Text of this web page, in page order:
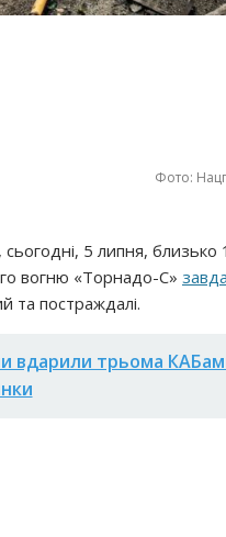
Фото:
, сьогодні, 5 липня, близько
вогню «Торнадо-С»
та постраждалі.
вдарили трьома